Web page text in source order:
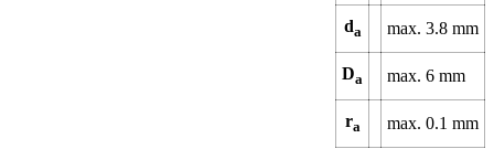
da max. 3.8 mm
Da max. 6 mm
ra max. 0.1 mm